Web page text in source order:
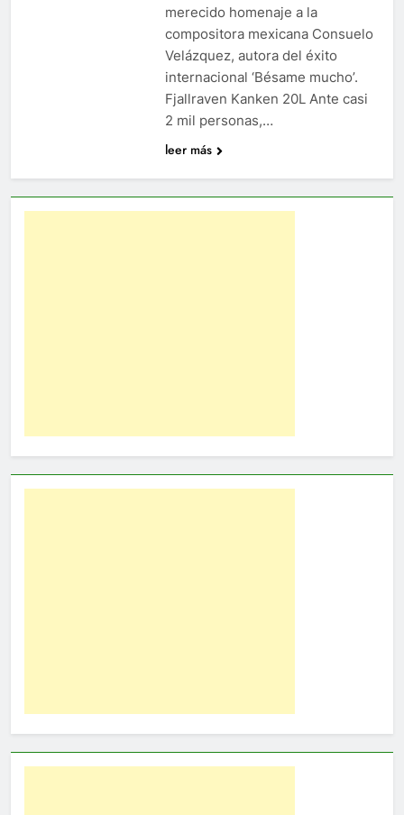
merecido homenaje a la
compositora mexicana Consuelo
Velázquez, autora del éxito
internacional ‘Bésame mucho’.
Fjallraven Kanken 20L Ante casi
2 mil personas,…
leer más